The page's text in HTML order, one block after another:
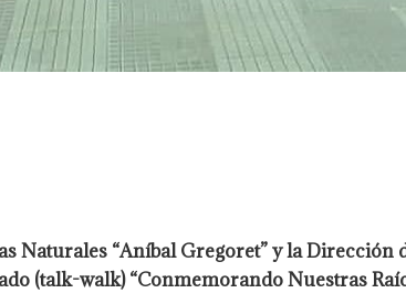
Naturales “Aníbal Gregoret” y la
(talk-walk) “Conmemorando Nuestras